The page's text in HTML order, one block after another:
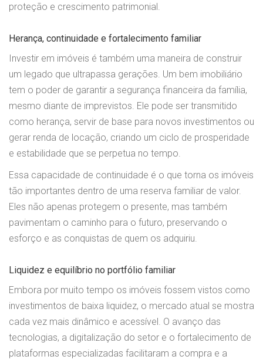
proteção e crescimento patrimonial.
Herança, continuidade e fortalecimento familiar
Investir em imóveis é também uma maneira de construir
um legado que ultrapassa gerações. Um bem imobiliário
tem o poder de garantir a segurança financeira da família,
mesmo diante de imprevistos. Ele pode ser transmitido
como herança, servir de base para novos investimentos ou
gerar renda de locação, criando um ciclo de prosperidade
e estabilidade que se perpetua no tempo.
Essa capacidade de continuidade é o que torna os imóveis
tão importantes dentro de uma reserva familiar de valor.
Eles não apenas protegem o presente, mas também
pavimentam o caminho para o futuro, preservando o
esforço e as conquistas de quem os adquiriu.
Liquidez e equilíbrio no portfólio familiar
Embora por muito tempo os imóveis fossem vistos como
investimentos de baixa liquidez, o mercado atual se mostra
cada vez mais dinâmico e acessível. O avanço das
tecnologias, a digitalização do setor e o fortalecimento de
plataformas especializadas facilitaram a compra e a